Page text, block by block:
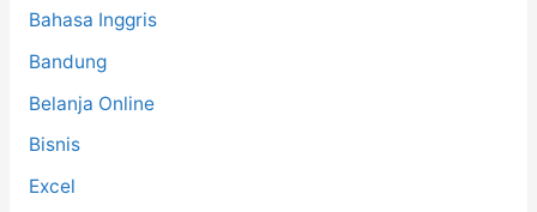
Bahasa Inggris
Bandung
Belanja Online
Bisnis
Excel